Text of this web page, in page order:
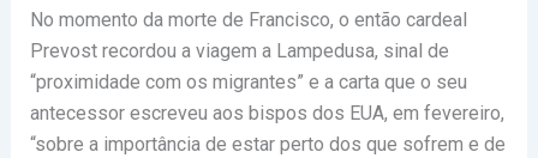
No momento da morte de Francisco, o então cardeal
Prevost recordou a viagem a Lampedusa, sinal de
“proximidade com os migrantes” e a carta que o seu
antecessor escreveu aos bispos dos EUA, em fevereiro,
“sobre a importância de estar perto dos que sofrem e de